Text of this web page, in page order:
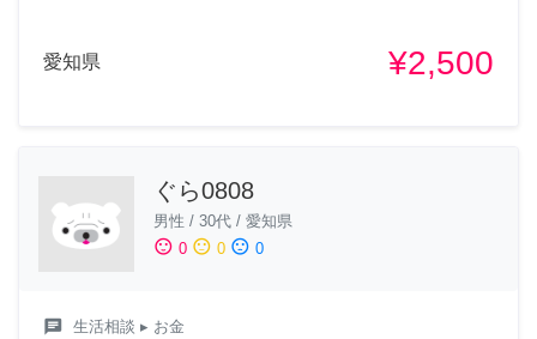
愛知県 ¥2,500
ぐら0808
男性 / 30代 / 愛知県
sentiment_satisfied 0 sentiment_neutral 0 sentiment_dissatisfied 0
chat 生活相談 ▸ お金